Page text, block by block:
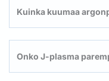
Kuinka kuumaa
Onko J-plasma